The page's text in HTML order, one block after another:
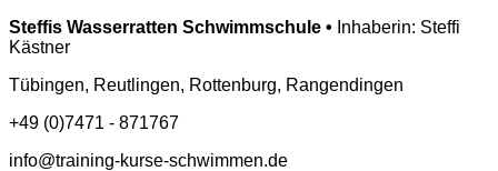
Steffis Wasserratten Schwimmschule • Inhaberin: Steffi
Kästner
Tübingen, Reutlingen, Rottenburg, Rangendingen
+49 (0)7471 - 871767
info@training-kurse-schwimmen.de